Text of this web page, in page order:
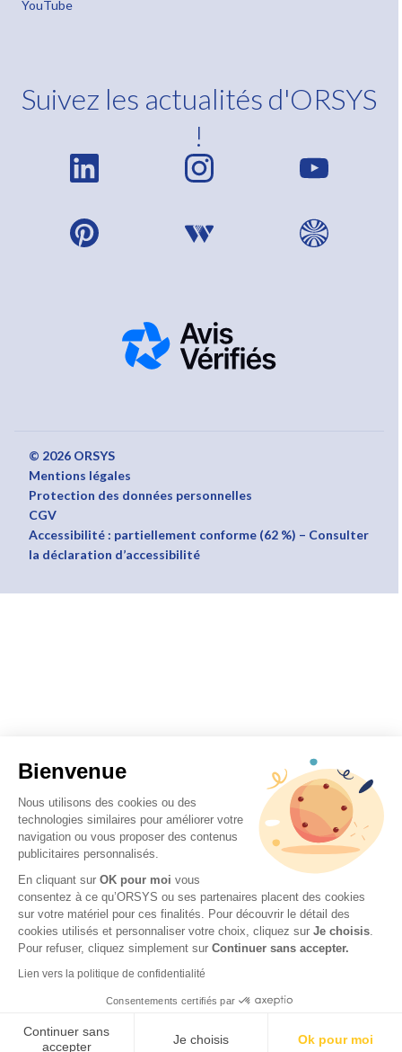
Bienvenue
Nous utilisons des cookies ou des
technologies similaires pour améliorer votre
navigation ou vous proposer des contenus
publicitaires personnalisés.
En cliquant sur OK pour moi vous
consentez à ce qu’ORSYS ou ses partenaires placent des cookies
sur votre matériel pour ces finalités. Pour découvrir le détail des
cookies utilisés et personnaliser votre choix, cliquez sur Je choisis.
Pour refuser, cliquez simplement sur Continuer sans accepter.
Lien vers la politique de confidentialité
Consentements certifiés par
Continuer sans
accepter
Je choisis Ok pour moi
YouTube
Suivez les actualités d'ORSYS
!
© 2026 ORSYS
Mentions légales
Protection des données personnelles
CGV
Accessibilité : partiellement conforme (62 %) – Consulter
la déclaration d’accessibilité